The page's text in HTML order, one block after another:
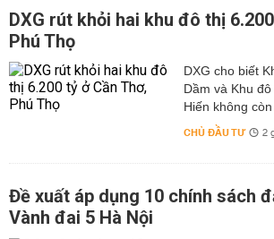
DXG rút khỏi hai khu đô thị
Phú Thọ
DXG cho biết
Dầm và Khu
Hiến không còn
CHỦ ĐẦU TƯ 2
Đề xuất áp dụng 10 chính sách
Vành đai 5 Hà Nội